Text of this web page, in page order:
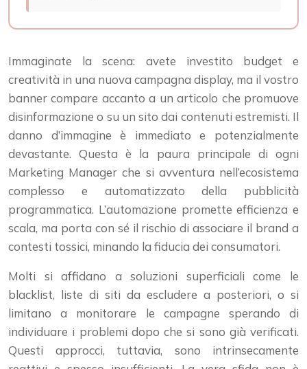
Immaginate la scena: avete investito budget e
creatività in una nuova campagna display, ma il vostro
banner compare accanto a un articolo che promuove
disinformazione o su un sito dai contenuti estremisti. Il
danno d’immagine è immediato e potenzialmente
devastante. Questa è la paura principale di ogni
Marketing Manager che si avventura nell’ecosistema
complesso e automatizzato della pubblicità
programmatica. L’automazione promette efficienza e
scala, ma porta con sé il rischio di associare il brand a
contesti tossici, minando la fiducia dei consumatori.
Molti si affidano a soluzioni superficiali come le
blacklist, liste di siti da escludere a posteriori, o si
limitano a monitorare le campagne sperando di
individuare i problemi dopo che si sono già verificati.
Questi approcci, tuttavia, sono intrinsecamente